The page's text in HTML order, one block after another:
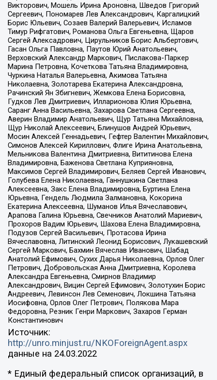
Викторович, Мошель Ирина Ароновна, Шведов Григорий
Сергеевич, Пономарев Лев Александрович, Каргалицкий
Борис Юльевич, Созаев Валерий Валерьевич, Исламов
Тимур Рифгатович, Романова Ольга Евгеньевна, Щаров
Сергей Алексадрович, Цирульников Борис Альбертович,
Гасан Ольга Павловна, Паутов Юрий Анатольевич,
Верховский Александр Маркович, Пислакова-Паркер
Марина Петровна, Кочеткова Татьяна Владимировна,
Чуркина Наталья Валерьевна, Акимова Татьяна
Николаевна, Золотарева Екатерина Александровна,
Рачинский Ян Збигневич, Жемкова Елена Борисовна,
Гудков Лев Дмитриевич, Илларионова Юлия Юрьевна,
Саранг Анна Васильевна, Захарова Светлана Сергеевна,
Аверин Владимир Анатольевич, Щур Татьяна Михайловна,
Щур Николай Алексеевич, Блинушов Андрей Юрьевич,
Мосин Алексей Геннадьевич, Гефтер Валентин Михайлович,
Симонов Алексей Кириллович, Флиге Ирина Анатольевна,
Мельникова Валентина Дмитриевна, Вититинова Елена
Владимировна, Баженова Светлана Куприяновна,
Максимов Сергей Владимирович, Беляев Сергей Иванович,
Голубева Елена Николаевна, Ганнушкина Светлана
Алексеевна, Закс Елена Владимировна, Буртина Елена
Юрьевна, Гендель Людмила Залмановна, Кокорина
Екатерина Алексеевна, Шуманов Илья Вячеславович,
Арапова Галина Юрьевна, Свечников Анатолий Мариевич,
Прохоров Вадим Юрьевич, Шахова Елена Владимировна,
Подузов Сергей Васильевич, Протасова Ирина
Вячеславовна, Литинский Леонид Борисович, Лукашевский
Сергей Маркович, Бахмин Вячеслав Иванович, Шабад
Анатолий Ефимович, Сухих Дарья Николаевна, Орлов Олег
Петрович, Добровольская Анна Дмитриевна, Королева
Александра Евгеньевна, Смирнов Владимир
Александрович, Вицин Сергей Ефимович, Золотухин Борис
Андреевич, Левинсон Лев Семенович, Локшина Татьяна
Иосифовна, Орлов Олег Петрович, Полякова Мара
Федоровна, Резник Генри Маркович, Захаров Герман
Константинович
Источник:
http://unro.minjust.ru/NKOForeignAgent.aspx
данные на 24.03.2022
* Единый федеральный список организаций, в